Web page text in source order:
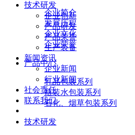
技术研发
企业创新
产品研发
产品荣誉
生产装备
新闻资讯
企业新闻
行业新闻
社会责任
联系我们
企业简介
发展历程
企业文化
企业荣誉
产品中心
乳品包装系列
瓶装水包装系列
石化、烟草包装系列
技术研发